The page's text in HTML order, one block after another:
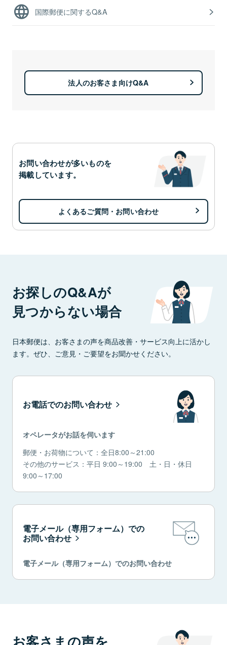
国際郵便に関するQ&A
法人のお客さま向けQ&A
お問い合わせが多いものを
掲載しています。
よくあるご質問・お問い合わせ
お探しのQ&Aが
見つからない場合
日本郵便は、お客さまの声を商品改善・サービス向上に活かし
ます。ぜひ、ご意見・ご要望をお聞かせください。
お電話でのお問い合わせ
オペレータがお話を伺います
郵便・お荷物について：全日8:00～21:00
その他のサービス：平日 9:00～19:00 土・日・休日
9:00～17:00
電子メール（専用フォーム）での
お問い合わせ
電子メール（専用フォーム）でのお問い合わせ
お客さまの声を